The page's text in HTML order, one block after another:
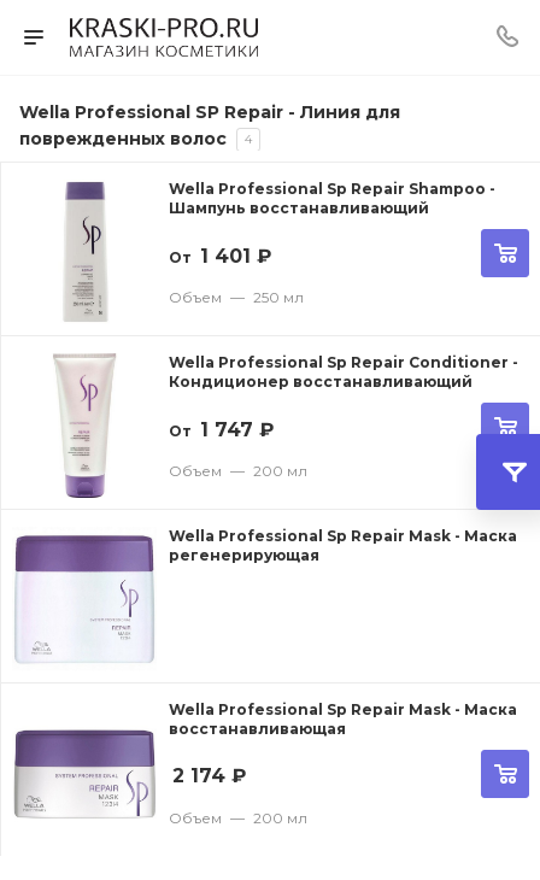
Wella Professional SP Repair - Линия для
поврежденных волос
4
Wella Professional Sp Repair Shampoo -
Шампунь восстанавливающий
От 1 401 ₽
Объем — 250 мл
Wella Professional Sp Repair Conditioner -
Кондиционер восстанавливающий
От 1 747 ₽
Объем — 200 мл
Wella Professional Sp Repair Mask - Маска
регенерирующая
Wella Professional Sp Repair Mask - Маска
восстанавливающая
2 174 ₽
Объем — 200 мл